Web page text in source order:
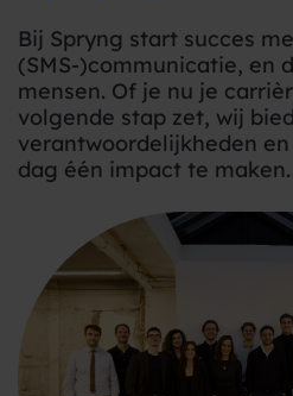
Bij Spryng start succes
(SMS-)communicatie, en
mensen. Of je nu je
volgende stap zet, wij
verantwoordelijkheden
dag één impact te maken.